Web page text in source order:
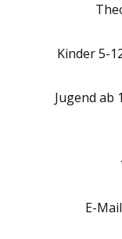
Kinder 5-
Jugend ab
E-